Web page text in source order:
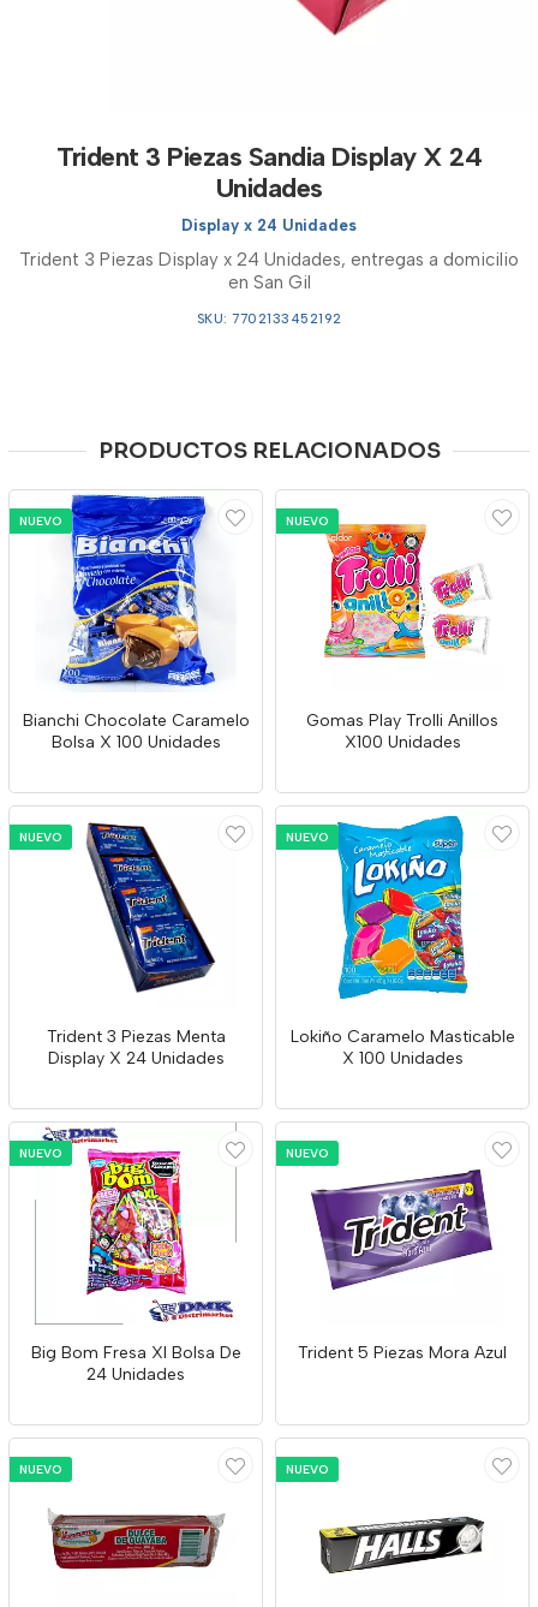
Trident 3 Piezas Sandia Display X 24
Unidades
Display x 24 Unidades
Trident 3 Piezas Display x 24 Unidades, entregas a domicilio
en San Gil
SKU: 7702133452192
PRODUCTOS RELACIONADOS
NUEVO
Bianchi Chocolate Caramelo
Bolsa X 100 Unidades
NUEVO
Gomas Play Trolli Anillos
X100 Unidades
NUEVO
Trident 3 Piezas Menta
Display X 24 Unidades
NUEVO
Lokiño Caramelo Masticable
X 100 Unidades
NUEVO
Big Bom Fresa Xl Bolsa De
24 Unidades
NUEVO
Trident 5 Piezas Mora Azul
NUEVO NUEVO